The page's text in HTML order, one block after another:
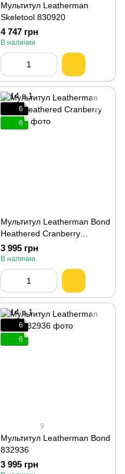
Мультитул Leatherman
Skeletool 830920
4 747 грн
В наличии
6
6
Мультитул Leatherman Bond
Heathered Cranberry
833311
3 995 грн
В наличии
6
6
9
Мультитул Leatherman Bond
832936
3 995 грн